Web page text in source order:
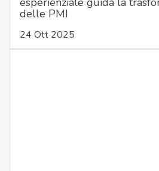
delle PMI
24 Ott 2025